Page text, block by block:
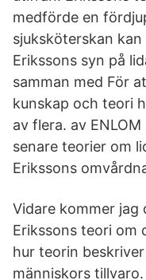
medförde en
sjuksköterskan
Erikssons syn på
samman med För
kunskap och teori
av flera. av
senare teorier om
Erikssons
Vidare kommer
Erikssons teori om
hur teorin
människors